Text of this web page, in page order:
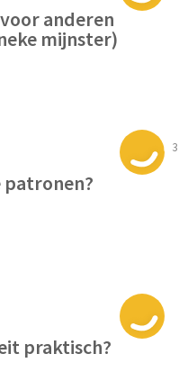
anderen
mijnster)
3
patronen?
praktisch?